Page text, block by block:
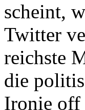
scheint,
Twitter
reichste
die
Ironie off